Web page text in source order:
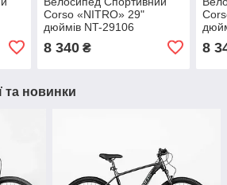
Corso «NITRO» 29"
дюймів NT-29106
8 340₴ 8
та новинки